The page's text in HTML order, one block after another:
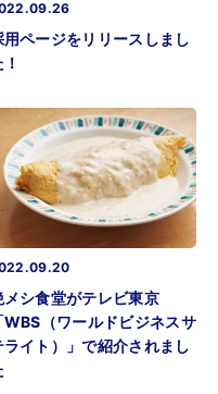
用ページをリリースしまし
メシ食堂がテレビ東京
WBS（ワールドビジネスサ
ライト）」で紹介されまし